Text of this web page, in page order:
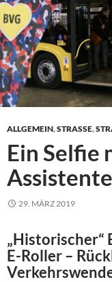
ALLGEMEIN,STRASSE,
Ein Selfie
29. MÄRZ 2019
„Historischer“
E-Roller –